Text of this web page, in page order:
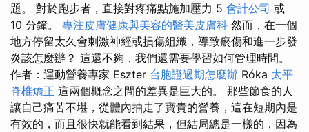
題。 對於跑步者，直接對疼痛點施加壓力 5 會計公司 或
10 分鐘。 專注皮膚健康與美容的醫美皮膚科 然而，在一個
地方停留太久會刺激神經或損傷組織，導致瘀傷和進一步發
炎該怎麼辦？ 這還不夠，我們還需要學習如何管理時間。
作者：運動營養專家 Eszter 台胞證過期怎麼辦 Róka 太平
脊椎矯正 這兩個概念之間的差異是巨大的。 那些節食的人
讓自己痛苦不堪，從體內抽走了寶貴的營養，這在短期內是
有效的，而且很快就能看到結果，但結局總是一樣的，因為